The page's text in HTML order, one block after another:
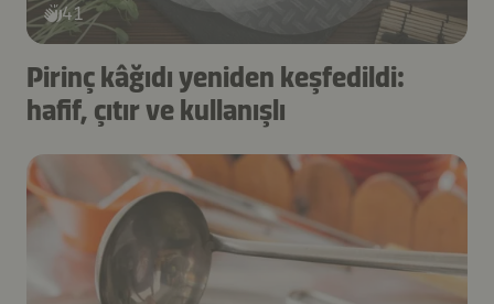
41
Pirinç kâğıdı yeniden keşfedildi:
hafif, çıtır ve kullanışlı